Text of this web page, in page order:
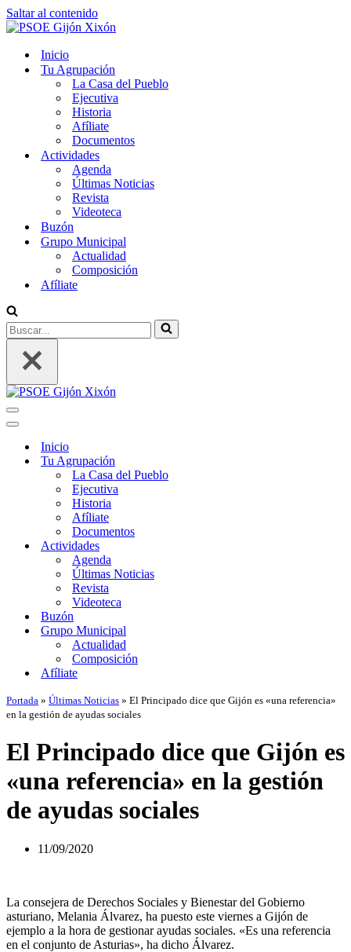
Saltar al contenido
Inicio
Tu Agrupación
La Casa del Pueblo
Ejecutiva
Historia
Afíliate
Documentos
Actividades
Agenda
Últimas Noticias
Revista
Videoteca
Buzón
Grupo Municipal
Actualidad
Composición
Afíliate
Buscar...
Menú
de
Menú
navegación
Inicio
Tu Agrupación
La Casa del Pueblo
Ejecutiva
Historia
Afíliate
Documentos
Actividades
Agenda
Últimas Noticias
Revista
Videoteca
Buzón
Grupo Municipal
Actualidad
Composición
Afíliate
Portada » Últimas Noticias » El Principado dice que Gijón es «una referencia»
en la gestión de ayudas sociales
El Principado dice que Gijón es
«una referencia» en la gestión
de ayudas sociales
11/09/2020
La consejera de Derechos Sociales y Bienestar del Gobierno
asturiano, Melania Álvarez, ha puesto este viernes a Gijón de
ejemplo a la hora de gestionar ayudas sociales. «Es una referencia
en el conjunto de Asturias», ha dicho Álvarez.